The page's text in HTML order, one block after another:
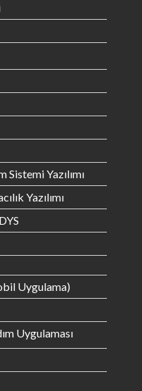
Yazılımı
Yazılımı
Uygulama)
Uygulaması